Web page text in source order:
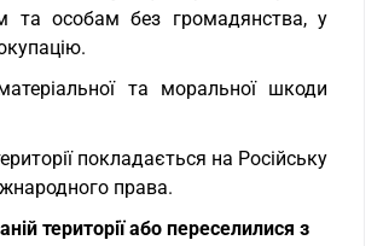
та особам без громадянства, у
та моральної шкоди
покладається на Російську
права.
території або переселилися з